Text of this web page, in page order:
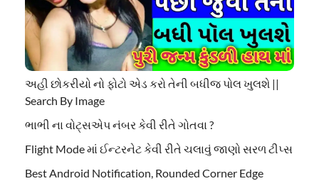
અહી છોકરીયો નો ફોટો એડ કરો તેની બધીજ પોલ ખુલશે ||
Search By Image
ભાભી ના વોટ્સએપ નંબર કેવી રીતે ગોતવા ?
Flight Mode માં ઈન્ટરનેટ કેવી રીતે ચલાવું જાણો સરળ ટીપ્સ
Best Android Notification, Rounded Corner Edge